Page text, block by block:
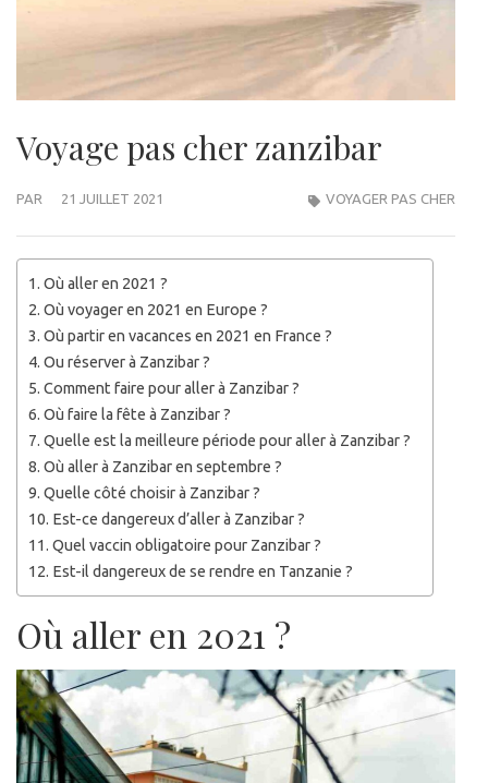
Voyage pas cher zanzibar
PAR 21 JUILLET 2021 VOYAGER PAS CHER
Où aller en 2021 ?
Où voyager en 2021 en Europe ?
Où partir en vacances en 2021 en France ?
Ou réserver à Zanzibar ?
Comment faire pour aller à Zanzibar ?
Où faire la fête à Zanzibar ?
Quelle est la meilleure période pour aller à Zanzibar ?
Où aller à Zanzibar en septembre ?
Quelle côté choisir à Zanzibar ?
Est-ce dangereux d’aller à Zanzibar ?
Quel vaccin obligatoire pour Zanzibar ?
Est-il dangereux de se rendre en Tanzanie ?
Où aller en 2021 ?